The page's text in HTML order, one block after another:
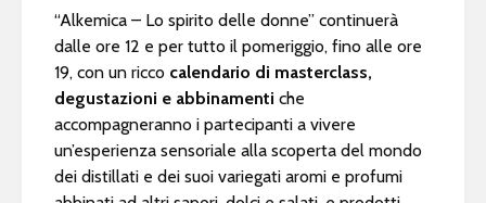
“Alkemica – Lo spirito delle donne” continuerà
dalle ore 12 e per tutto il pomeriggio, fino alle ore
19, con un ricco calendario di masterclass,
degustazioni e abbinamenti che
accompagneranno i partecipanti a vivere
un’esperienza sensoriale alla scoperta del mondo
dei distillati e dei suoi variegati aromi e profumi